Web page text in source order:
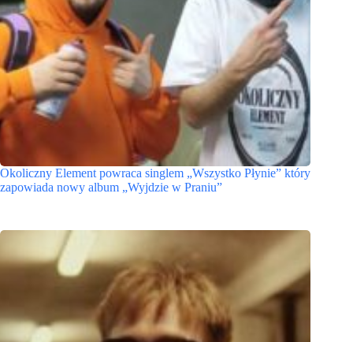
Okoliczny Element powraca singlem „Wszystko Płynie” który
zapowiada nowy album „Wyjdzie w Praniu”